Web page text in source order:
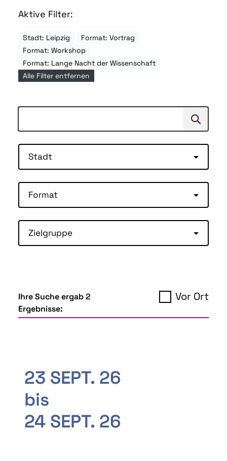
Aktive Filter:
Stadt: Leipzig
Format: Vortrag
Format: Workshop
Format: Lange Nacht der Wissenschaft
Alle Filter entfernen
Suchen
Stadt
Format
Zielgruppe
Ihre Suche ergab 2
Ergebnisse:
Vor Ort
23 SEPT. 26
bis
24 SEPT. 26